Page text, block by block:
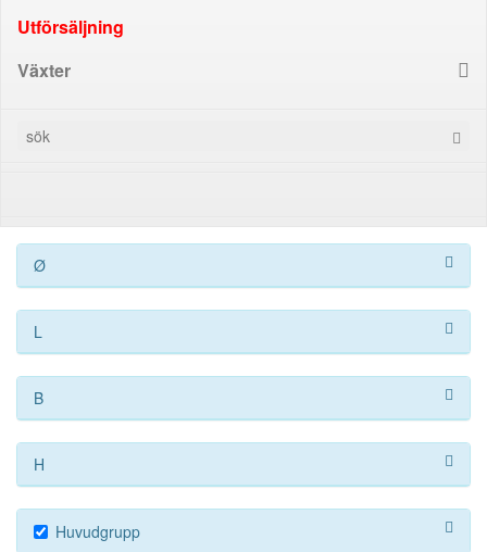
Utförsäljning
Växter
Ø
L
B
H
Huvudgrupp